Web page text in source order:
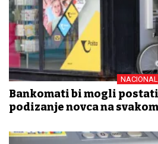
Bankomati bi mogli
podizanje novca na